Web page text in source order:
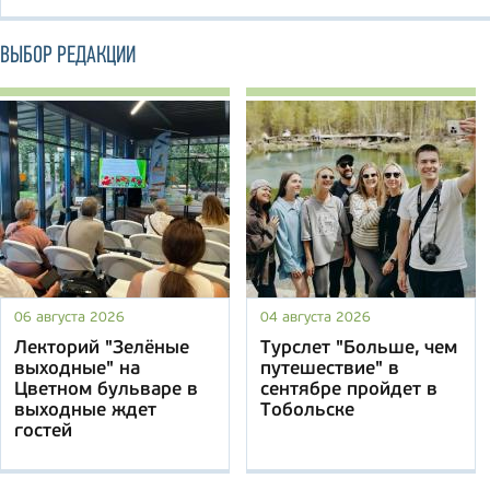
ВЫБОР РЕДАКЦИИ
06 августа 2026
Лекторий "Зелёные
выходные" на
Цветном бульваре в
выходные ждет
гостей
04 августа 2026
Турслет "Больше, чем
путешествие" в
сентябре пройдет в
Тобольске